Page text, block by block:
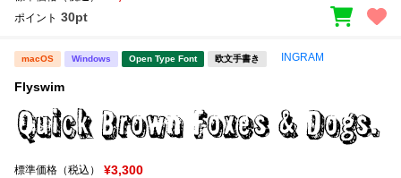
ポイント 30pt
macOS Windows Open Type Font 欧文手書き INGRAM
Flyswim
標準価格（税込） ¥3,300